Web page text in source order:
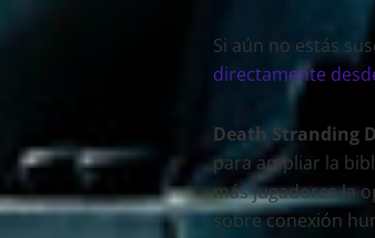
Si aún no estás
directamente
Death Stranding
para ampliar la
más jugadores la
sobre conexión